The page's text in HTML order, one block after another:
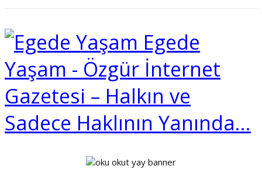
Egede
Yaşam - Özgür İnternet
Gazetesi – Halkın ve
Sadece Haklının Yanında…